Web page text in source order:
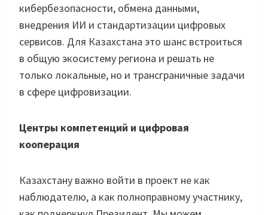
кибербезопасности, обмена данными,
внедрения ИИ и стандартизации цифровых
сервисов. Для Казахстана это шанс встроиться
в общую экосистему региона и решать не
только локальные, но и трансграничные задачи
в сфере цифровизации.
Центры компетенций и цифровая
кооперация
Казахстану важно войти в проект не как
наблюдателю, а как полноправному участнику,